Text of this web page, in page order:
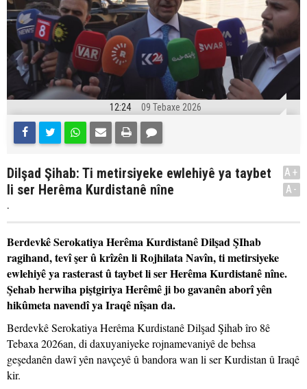
12:24 09 Tebaxe 2026
Dilşad Şihab: Ti metirsiyeke ewlehiyê ya taybet
li ser Herêma Kurdistanê nîne
.
A+
A-
Berdevkê Serokatiya Herêma Kurdistanê Dilşad ŞIhab
ragihand, tevî şer û krîzên li Rojhilata Navîn, ti metirsiyeke
ewlehiyê ya rasterast û taybet li ser Herêma Kurdistanê nîne.
Şehab herwiha piştgiriya Herêmê ji bo gavanên aborî yên
hikûmeta navendî ya Iraqê nîşan da.
Berdevkê Serokatiya Herêma Kurdistanê Dilşad Şihab îro 8ê
Tebaxa 2026an, di daxuyaniyeke rojnamevaniyê de behsa
geşedanên dawî yên navçeyê û bandora wan li ser Kurdistan û Iraqê
kir.